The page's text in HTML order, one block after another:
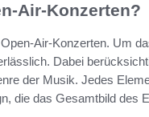
Air-Konzerten?
Air-Konzerten. Um
Dabei
der Musik. Jedes
die das Gesamtbild des